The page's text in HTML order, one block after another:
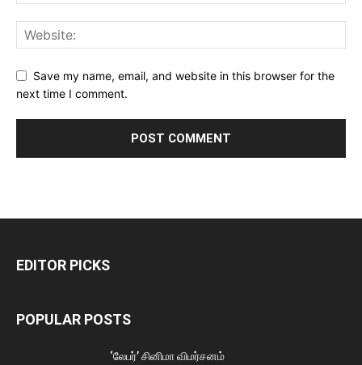
Save my name, email, and website in this browser for the
next time I comment.
EDITOR PICKS
POPULAR POSTS
‘லேபர்’ சினிமா விமர்சனம்